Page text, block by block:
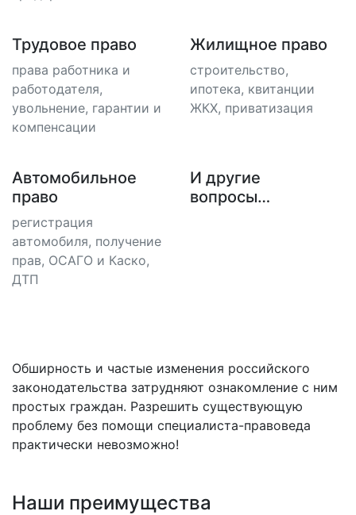
Трудовое право
права работника и
работодателя,
увольнение, гарантии и
компенсации
Жилищное право
строительство,
ипотека, квитанции
ЖКХ, приватизация
Автомобильное
право
регистрация
автомобиля, получение
прав, ОСАГО и Каско,
ДТП
И другие
вопросы…
Обширность и частые изменения российского
законодательства затрудняют ознакомление с ним
простых граждан. Разрешить существующую
проблему без помощи специалиста-правоведа
практически невозможно!
Наши преимущества